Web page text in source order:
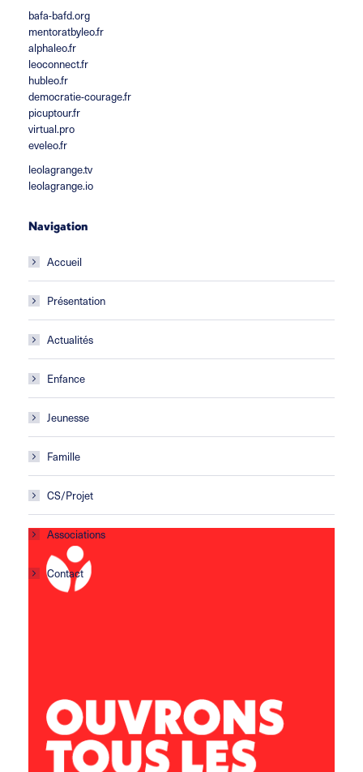
bafa-bafd.org
mentoratbyleo.fr
alphaleo.fr
leoconnect.fr
hubleo.fr
democratie-courage.fr
picuptour.fr
virtual.pro
eveleo.fr
leolagrange.tv
leolagrange.io
Navigation
Accueil
Présentation
Actualités
Enfance
Jeunesse
Famille
CS/Projet
Associations
Contact
brest.horizons@leolagrange.org